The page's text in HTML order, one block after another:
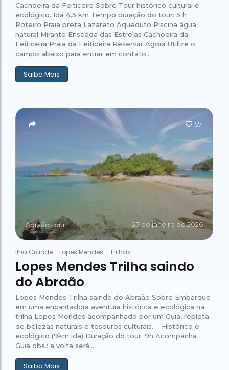
Cachoeira da Feiticeira Sobre Tour histórico cultural e
ecológico. Ida 4,5 km Tempo duração do tour: 5 h
Roteiro Praia preta Lazareto Aqueduto Piscina água
natural Mirante Enseada das Estrelas Cachoeira da
Feiticeira Praia da Feiticeira Reservar Agora Utilize o
campo abaixo para entrar em contato...
Saiba Mais
Abraão Tour 27 de janeiro de 2026
57
Ilha Grande- Lopes Mendes - Trilhas
Lopes Mendes Trilha saindo
do Abraão
Lopes Mendes Trilha saindo do Abraão Sobre Embarque
em uma encantadora aventura histórica e ecológica na
trilha Lopes Mendes acompanhado por um Guia, repleta
de belezas naturais e tesouros culturais. Histórico e
ecológico (9km ida) Duração do tour: 9h Acompanha
Guia obs.: a volta será...
Saiba Mais